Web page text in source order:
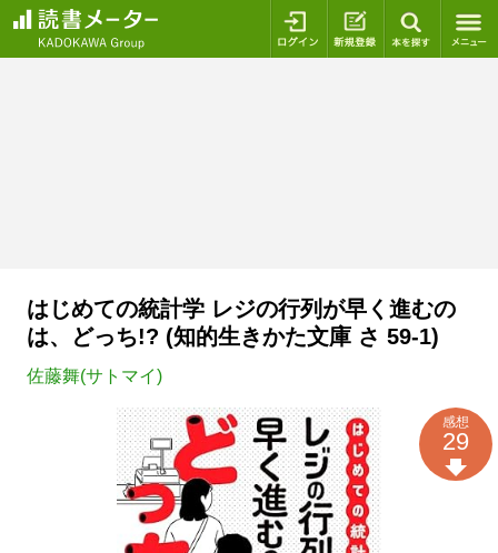
ログイン 新規登録
はじめての統計学 レジの行列が早く進むの
は、どっち!? (知的生きかた文庫 さ 59-1)
佐藤舞(サトマイ)
感想
29